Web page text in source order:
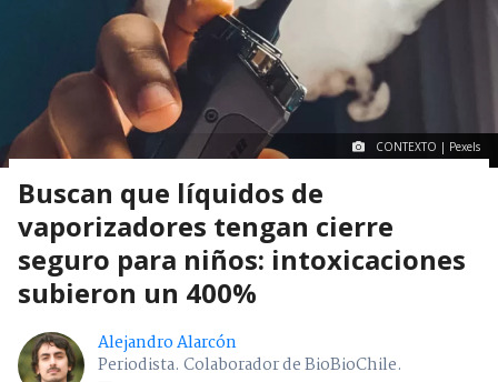
CONTEXTO | Pexels
Buscan que líquidos de
vaporizadores tengan cierre
seguro para niños: intoxicaciones
subieron un 400%
Alejandro Alarcón
Periodista. Colaborador de BioBioChile.